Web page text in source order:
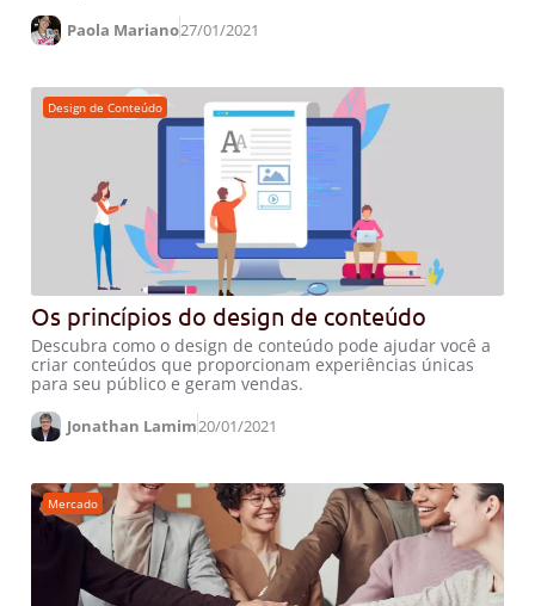
Paola Mariano27/01/2021
Design de Conteúdo
Os princípios do design de conteúdo
Descubra como o design de conteúdo pode ajudar você a
criar conteúdos que proporcionam experiências únicas
para seu público e geram vendas.
Jonathan Lamim20/01/2021
Mercado